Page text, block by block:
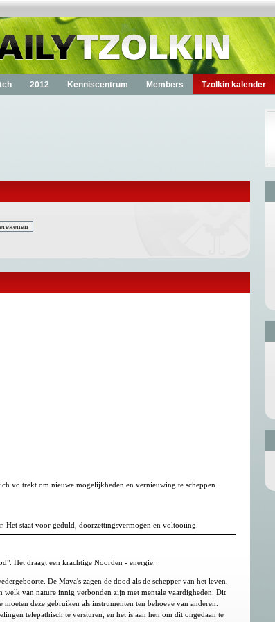
2012 Kenniscentrum Members Tzolkin kalender
voltrekt om nieuwe mogelijkheden en vernieuwing te scheppen.
Het staat voor geduld, doorzettingsvermogen en voltooiing.
Het draagt een krachtige Noorden - energie.
De Maya's zagen de dood als de schepper van het leven,
welk van nature innig verbonden zijn met mentale vaardigheden. Dit
deze gebruiken als instrumenten ten behoeve van anderen.
telepathisch te versturen, en het is aan hen om dit ongedaan te